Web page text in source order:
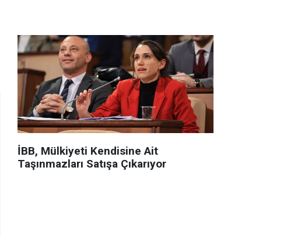
İBB, Mülkiyeti Kendisine Ait
Taşınmazları Satışa Çıkarıyor